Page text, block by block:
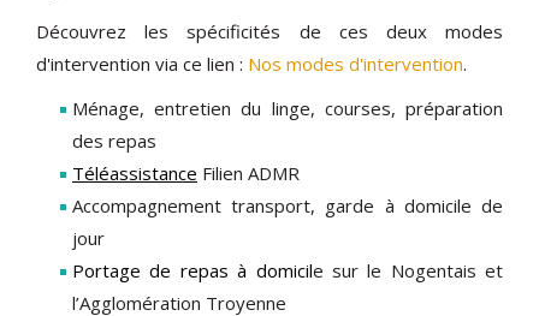
Découvrez les spécificités de ces deux modes
d'intervention via ce lien : Nos modes d'intervention.
Ménage, entretien du linge, courses, préparation
des repas
Téléassistance Filien ADMR
Accompagnement transport, garde à domicile de
jour
Portage de repas à domicile sur le Nogentais et
l’Agglomération Troyenne